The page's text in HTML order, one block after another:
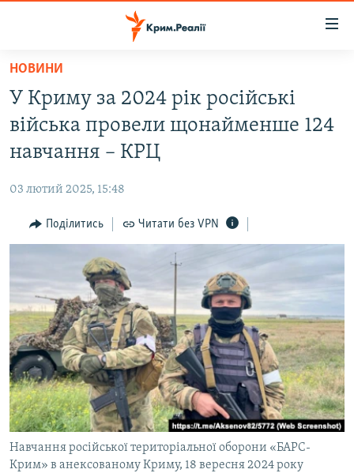
Перейти
основного
матеріалу
до
основної
Перейти
до
ВОДА.КРИМ
ВІДЕО ТА ФОТО
БЛОГИ
ПОГЛЯД
ВСЕ ЗА ДЕНЬ
СПЕЦПРОЕКТИ
ДЕПОРТАЦІЯ
ВІДЕОУРОКИ «ELIFBE»
СВІДЧЕННЯ ОКУПАЦІЇ
УКРАЇНСЬКА ПРОБЛЕМА КРИМУ
ІНФОГРАФІКА
ЯК ОБІЙТИ БЛОКУВАННЯ
Русский
Qırımtatar
ДОЛУЧАЙСЯ!
НОВИНИ
У Криму за 2024 рік російські
війська провели щонайменше 124
навчання – КРЦ
03 лютий 2025, 15:48
Поділитись Читати без VPN
Навчання російської територіальної оборони «БАРС-
Крим» в анексованому Криму, 18 вересня 2024 року